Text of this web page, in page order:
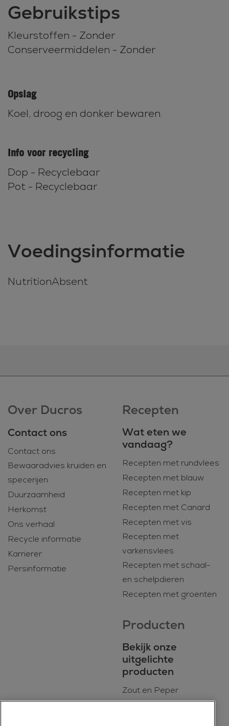
Gebruikstips
Kleurstoffen - Zonder
Conserveermiddelen - Zonder
Opslag
Koel, droog en donker bewaren.
Info voor recycling
Dop - Recyclebaar
Pot - Recyclebaar
Voedingsinformatie
NutritionAbsent
Over Ducros
Contact ons
Contact ons
Bewaaradvies kruiden en
specerijen
Duurzaamheid
Herkomst
Ons verhaal
Recycle informatie
Karrierer
Persinformatie
Recepten
Wat eten we
vandaag?
Recepten met rundvlees
Recepten met blauw
Recepten met kip
Recepten met Canard
Recepten met vis
Recepten met
varkensvlees
Recepten met schaal-
en schelpdieren
Recepten met groenten
Producten
Bekijk onze
uitgelichte
producten
Zout en Peper